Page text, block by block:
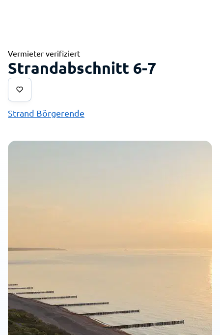
Vermieter verifiziert
Strandabschnitt 6-7
Strand Börgerende